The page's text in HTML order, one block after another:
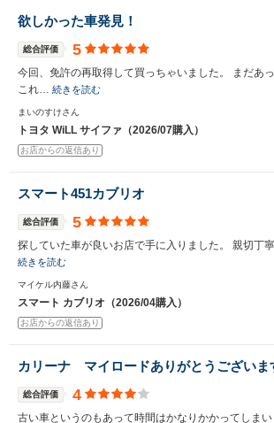
欲しかった車発見！
総合評価 5
今回、免許の再取得して買っちゃいました。 まだあ
これ… 続きを読む
まいのすけさん
トヨタ WiLL サイファ（2026/07購入）
お店からの返信あり
スマート451カブリオ
総合評価 5
探していた車が良いお店で手に入りました。 親切丁
続きを読む
マイケル内藤さん
スマート カブリオ（2026/04購入）
お店からの返信あり
カリーナ マイロードありがとうございま
総合評価 4
古い車というのもあって時間はかなりかかってしま